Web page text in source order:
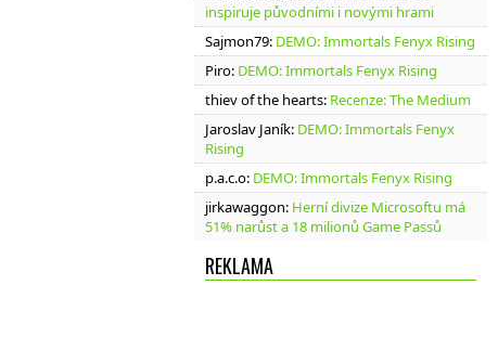
inspiruje původními i novými hrami
Sajmon79: DEMO: Immortals Fenyx Rising
Piro: DEMO: Immortals Fenyx Rising
thiev of the hearts: Recenze: The Medium
Jaroslav Janík: DEMO: Immortals Fenyx
Rising
p.a.c.o: DEMO: Immortals Fenyx Rising
jirkawaggon: Herní divize Microsoftu má
51% narůst a 18 milionů Game Passů
REKLAMA